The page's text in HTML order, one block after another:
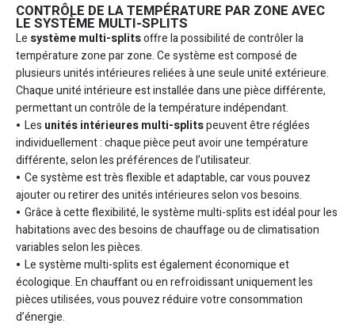
CONTRÔLE DE LA TEMPÉRATURE PAR ZONE AVEC
LE SYSTÈME MULTI-SPLITS
Le système multi-splitsoffre la possibilité de contrôler la
température zone par zone. Ce système est composé de
plusieurs unités intérieures reliées à une seule unité extérieure.
Chaque unité intérieure est installée dans une pièce différente,
permettant un contrôle de la température indépendant.
Les unités intérieures multi-splitspeuvent être réglées
individuellement : chaque pièce peut avoir une température
différente, selon les préférences de l’utilisateur.
Ce système est très flexible et adaptable, car vous pouvez
ajouter ou retirer des unités intérieures selon vos besoins.
Grâce à cette flexibilité, le système multi-splits est idéal pour les
habitations avec des besoins de chauffage ou de climatisation
variables selon les pièces.
Le système multi-splits est également économique et
écologique. En chauffant ou en refroidissant uniquement les
pièces utilisées, vous pouvez réduire votre consommation
d’énergie.